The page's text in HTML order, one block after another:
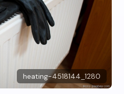
heating-4518144_1280